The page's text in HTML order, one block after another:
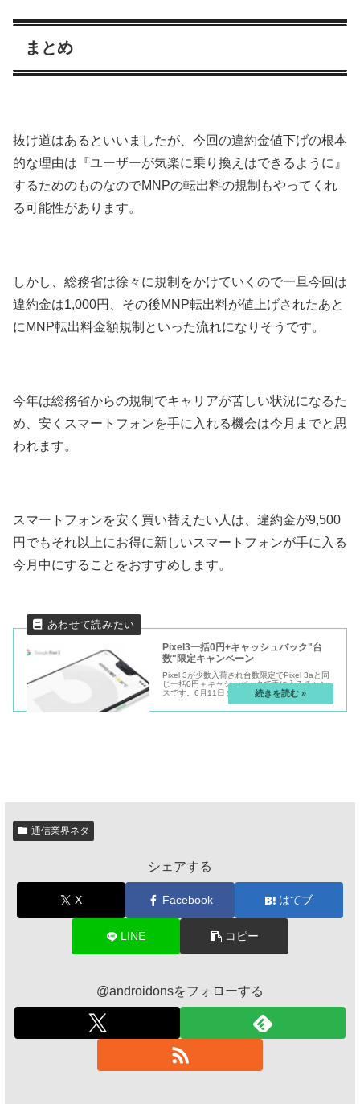
まとめ
抜け道はあるといいましたが、今回の違約金値下げの根本
的な理由は『ユーザーが気楽に乗り換えはできるように』
するためのものなのでMNPの転出料の規制もやってくれ
る可能性があります。
しかし、総務省は徐々に規制をかけていくので一旦今回は
違約金は1,000円、その後MNP転出料が値上げされたあと
にMNP転出料金額規制といった流れになりそうです。
今年は総務省からの規制でキャリアが苦しい状況になるた
め、安くスマートフォンを手に入れる機会は今月までと思
われます。
スマートフォンを安く買い替えたい人は、違約金が9,500
円でもそれ以上にお得に新しいスマートフォンが手に入る
今月中にすることをおすすめします。
Pixel3一括0円+キャッシュバック"台
数"限定キャンペーン
Pixel 3が少数入荷され台数限定でPixel 3aと同
じ一括0円＋キャシュバックで手に入るチャン
スです。6月11日までです。
通信業界ネタ
シェアする
X Facebook はてブ
LINE コピー
@androidonsをフォローする